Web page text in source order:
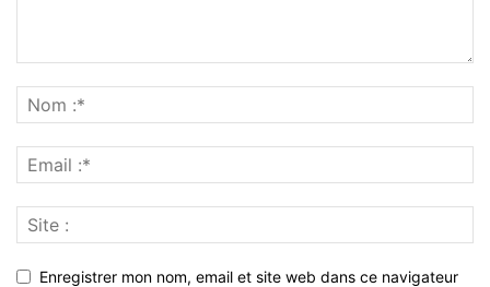
Enregistrer mon nom, email et site web dans ce navigateur